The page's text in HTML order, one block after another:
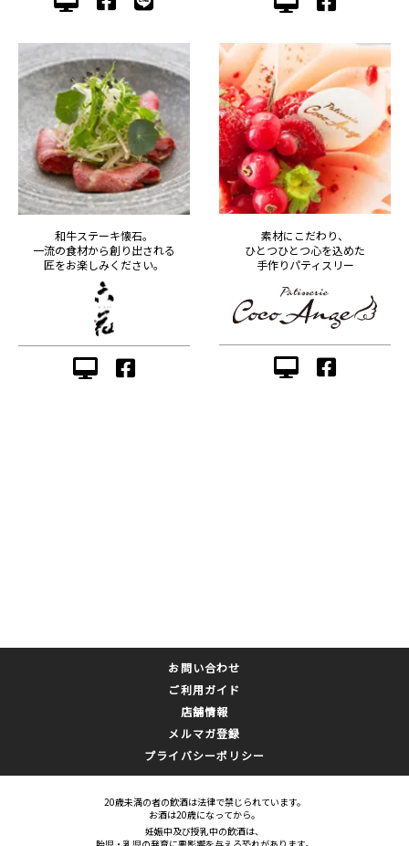
和牛ステーキ懐石。
一流の食材から創り出される
匠をお楽しみください。
素材にこだわり、
ひとつひとつ心を込めた
手作りパティスリー
お問い合わせ
ご利用ガイド
店舗情報
メルマガ登録
プライバシーポリシー
20歳未満の者の飲酒は法律で禁じられています。
お酒は20歳になってから。
妊娠中及び授乳中の飲酒は、